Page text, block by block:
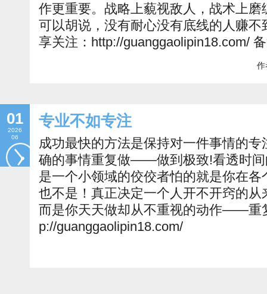
作更重要。战略上藐视敌人，战术上
可以胡说，没有耐心没有底线的人赚
享关注：http://guanggaolipin18.com/
作
01
2026
06
专业不如专注
成功最快的方法是保持对一件事情的
确的事情重复做——做到极致!看透时间
是一个小领域的佼佼者怕的就是你在
也不是！真正决定一个人开不开窍的
而是你天天做却从不重视的动作——重
p://guanggaolipin18.com/